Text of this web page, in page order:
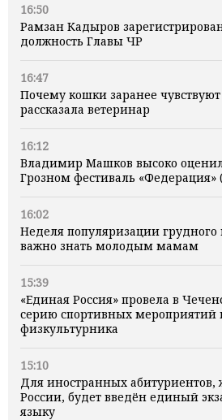
16:50
Рамзан Кадыров
должность Главы ЧР
16:47
Почему кошки заранее
рассказала ветеринар
16:12
Владимир Машков высоко
Грозном фестиваль «Федерация»
16:02
Неделя популяризации грудного
важно знать молодым мамам
15:39
«Единая Россия» провела в
серию спортивных
физкультурника
15:10
Для иностранных
России, будет введён единый
языку